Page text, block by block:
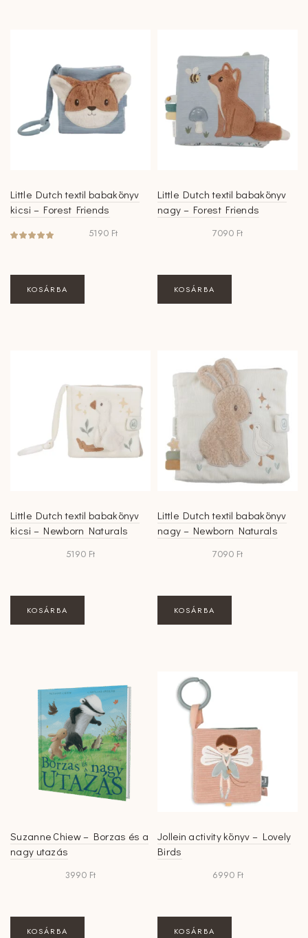
Little Dutch textil babakönyv
kicsi – Forest Friends
5190 Ft
KOSÁRBA
Little Dutch textil babakönyv
nagy – Forest Friends
7090 Ft
KOSÁRBA
Little Dutch textil babakönyv
kicsi – Newborn Naturals
5190 Ft
KOSÁRBA
Little Dutch textil babakönyv
nagy – Newborn Naturals
7090 Ft
KOSÁRBA
Suzanne Chiew – Borzas és a
nagy utazás
3990 Ft
KOSÁRBA
Jollein activity könyv – Lovely
Birds
6990 Ft
KOSÁRBA